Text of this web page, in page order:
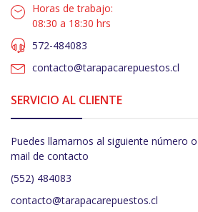
Horas de trabajo:
08:30 a 18:30 hrs
572-484083
contacto@tarapacarepuestos.cl
SERVICIO AL CLIENTE
Puedes llamarnos al siguiente número
mail de contacto
(552) 484083
contacto@tarapacarepuestos.cl